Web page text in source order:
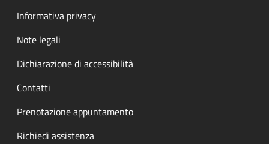
Informativa privacy
Note legali
Dichiarazione di accessibilità
Contatti
Prenotazione appuntamento
Richiedi assistenza